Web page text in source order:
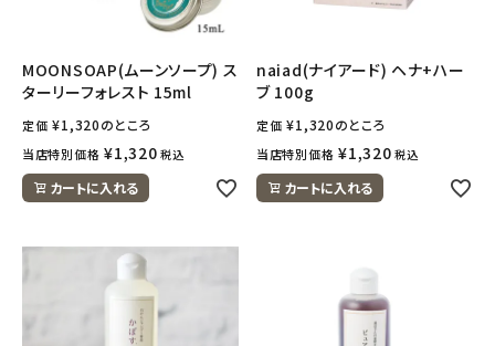
MOONSOAP(ムーンソープ) ス
ターリーフォレスト 15ml
定価 ¥1,320のところ
当店特別価格 ¥1,320 税込
カートに入れる
naiad(ナイアード) ヘナ+ハー
ブ 100g
定価 ¥1,320のところ
当店特別価格 ¥1,320 税込
カートに入れる